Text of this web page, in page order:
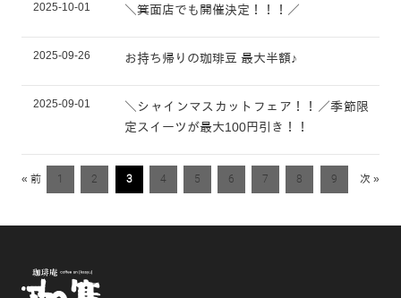
2025-10-01 ＼箕面店でも開催決定！！！／
2025-09-26 お持ち帰りの珈琲豆 最大半額♪
2025-09-01
＼シャインマスカットフェア！！／季節限
定スイーツが最大100円引き！！
« 前 1 2 3 4 5 6 7 8 9 次 »